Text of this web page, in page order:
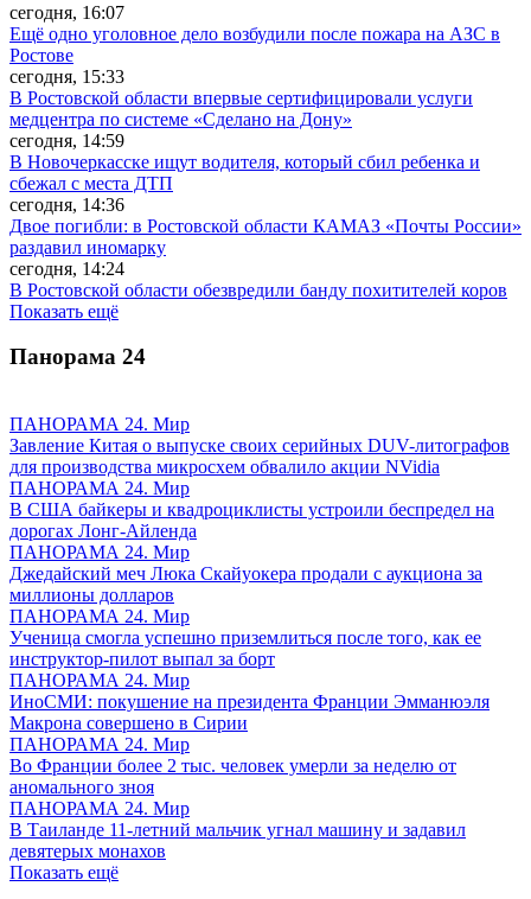
сегодня, 16:07
Ещё одно уголовное дело возбудили после пожара на АЗС в
Ростове
сегодня, 15:33
В Ростовской области впервые сертифицировали услуги
медцентра по системе «Сделано на Дону»
сегодня, 14:59
В Новочеркасске ищут водителя, который сбил ребенка и
сбежал с места ДТП
сегодня, 14:36
Двое погибли: в Ростовской области КАМАЗ «Почты России»
раздавил иномарку
сегодня, 14:24
В Ростовской области обезвредили банду похитителей коров
Показать ещё
Панорама 24
ПАНОРАМА 24. Мир
Завление Китая о выпуске своих серийных DUV-литографов
для производства микросхем обвалило акции NVidia
ПАНОРАМА 24. Мир
В США байкеры и квадроциклисты устроили беспредел на
дорогах Лонг-Айленда
ПАНОРАМА 24. Мир
Джедайский меч Люка Скайуокера продали с аукциона за
миллионы долларов
ПАНОРАМА 24. Мир
Ученица смогла успешно приземлиться после того, как ее
инструктор-пилот выпал за борт
ПАНОРАМА 24. Мир
ИноСМИ: покушение на президента Франции Эмманюэля
Макрона совершено в Сирии
ПАНОРАМА 24. Мир
Во Франции более 2 тыс. человек умерли за неделю от
аномального зноя
ПАНОРАМА 24. Мир
В Таиланде 11-летний мальчик угнал машину и задавил
девятерых монахов
Показать ещё